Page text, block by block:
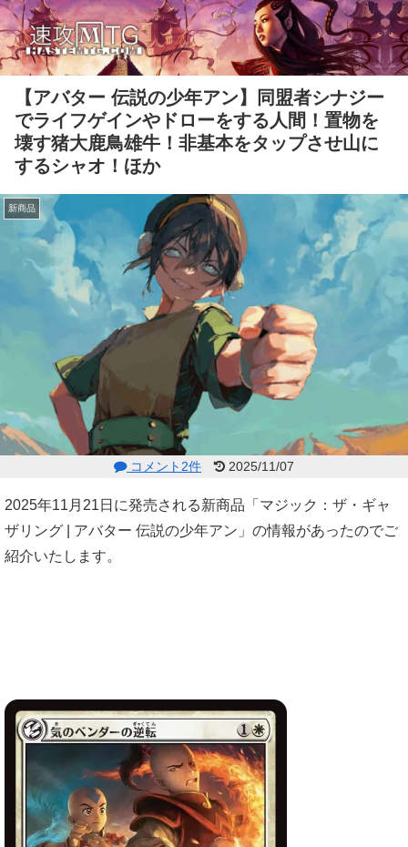
【アバター 伝説の少年アン】同盟者シナジー
でライフゲインやドローをする人間！置物を
壊す猪大鹿鳥雄牛！非基本をタップさせ山に
するシャオ！ほか
新商品
コメント2件 2025/11/07
2025年11月21日に発売される新商品「マジック：ザ・ギャ
ザリング | アバター 伝説の少年アン」の情報があったのでご
紹介いたします。